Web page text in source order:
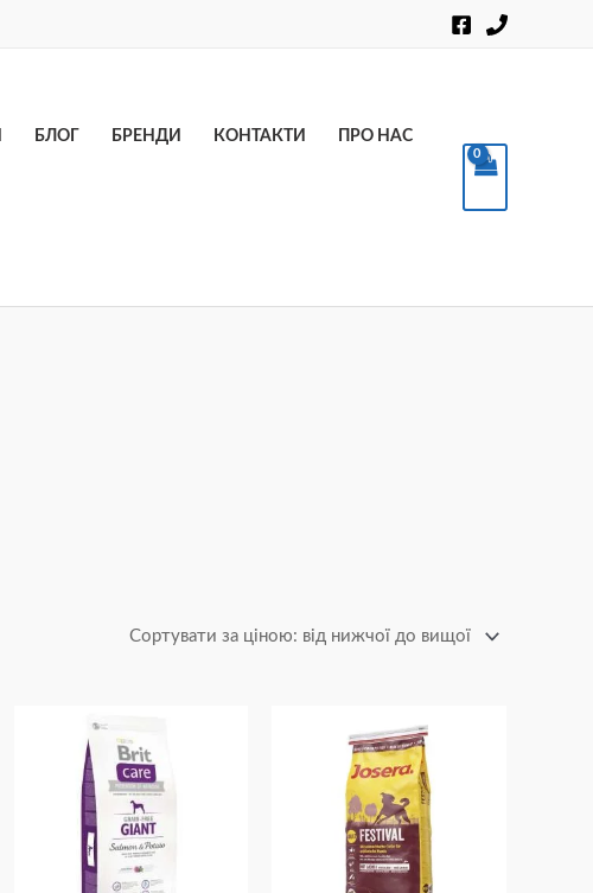
БЛОГ БРЕНДИ КОНТАКТИ ПРО НАС